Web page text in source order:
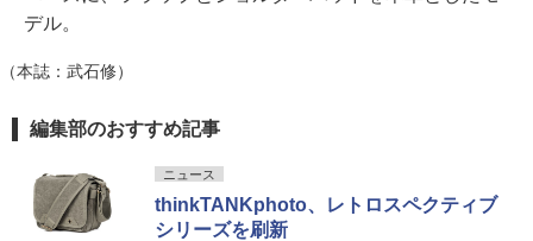
デル。
（本誌：武石修）
編集部のおすすめ記事
ニュース
thinkTANKphoto、レトロスペクティブ
シリーズを刷新